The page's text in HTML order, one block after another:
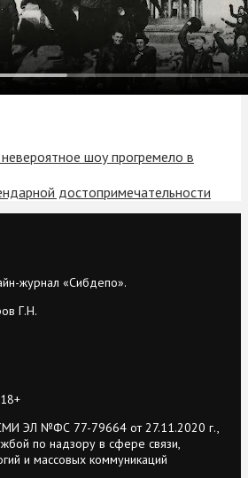
шоу прогремело в
достопримечательности
журнал «Сибдепо».
Г.Н.
ЭЛ №ФС 77-79664 от 27.11.2020 г.,
по надзору в сфере связи,
и массовых коммуникаций